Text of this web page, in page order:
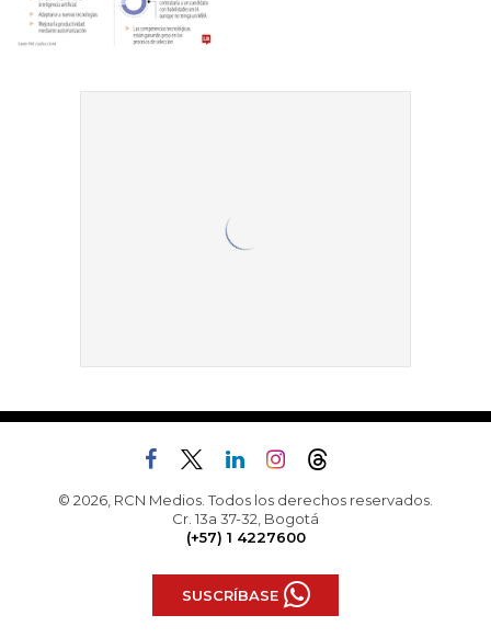
© 2026, RCN Medios. Todos los derechos reservados.
Cr. 13a 37-32, Bogotá
(+57) 1 4227600
SUSCRÍBASE